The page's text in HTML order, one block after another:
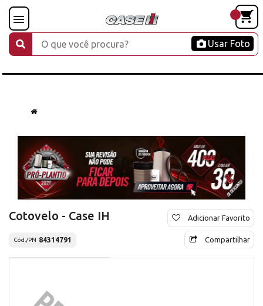
Usar Foto
Cotovelo - Case IH
Cód./PN 84314791
Adicionar Favorito
Compartilhar